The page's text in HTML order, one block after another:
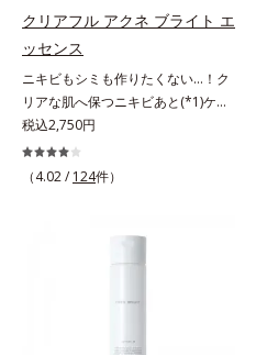
る物理的効果*7 うるおいによる
*8 乾燥、ハリ・ツヤのなさ*9
保湿成分*10 ロニセラカエルレア
果汁、ノバラエキス配合＝うるおい
を与えハリと透明感に満ちた肌へ導
く保湿成分*11 メマツヨイグサ抽
出液、スイカズラエキス配合＝角層
のすみずみまで水分・油分を保ち、
ン酸ジカリウム(*4)」など、たっぷ
りの保湿成分が浸透しやすい肌環境
を叶えます。はじめはピタッと密着
するテクスチャーは、肌になじむご
とにもっちり質感に、最後はなめら
かな水膜へと3変化。普段の保湿液
をこのジェルにおきかえて塗って眠
るだけで、うるおいながらもベタつ
生成を抑え、シミ・ソバカスを防ぐ
*2 美白（メラニンの生成を抑え、
クリアフル アクネ ブライト エ
ッセンス
ニキビもシミも作りたくない…！ク
リアな肌へ保つニキビあと(*1)ケア
(*2)美容液。クリアな肌へ保つ、ニ
キビあと(*1)ケア(*2)美容液です。
ニキビあとをケアしてシミを予防す
(*3)でシミとソバカスを防ぎ、和漢
植物由来成分とコラーゲンでニキ
します。こっくりテクスチャーが肌
税込2,750円
（4.02 / 124件）